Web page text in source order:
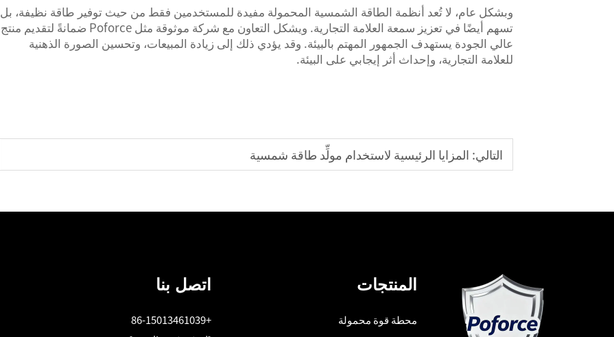
وبشكل عام، لا تُعد أنظمة الطاقة الشمسية المحمولة مفيدة للمستخدمين فقط من حيث توفير طاقة نظيفة، بل
تسهم أيضًا في تعزيز سمعة العلامة التجارية. ويشكل التعاون مع شركة موثوقة مثل Poforce ضمانةً لتقديم منتج
عالي الجودة يستهدف الجمهور المهتم بالبيئة. وقد يؤدي ذلك إلى زيادة المبيعات، وتحسين الصورة الذهنية
للعلامة التجارية، وإحداث أثر إيجابي على البيئة.
التالي: المزايا الرئيسية لاستخدام مولِّد طاقة شمسية
المنتجات
محطة قوة محمولة
اتصل بنا
+86-15013461039